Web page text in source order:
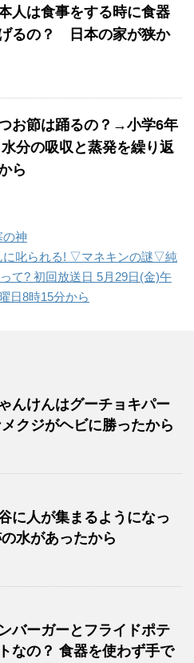
人は食事をする時に食器
るの？ 日本の家が狭か
お節は踊るの？→小学6年
分の吸収と蒸発を繰り返
ら
の神
に叱られる! ▽マネキンの謎▽純
て? 初回放送日 5月29日(金)午
日8時15分から
んけんはグーチョキパー
クジがヘビに勝ったから
に人が集まるようになっ
水があったから
バーガーとフライドポテ
なの？ 食器を使わず手で